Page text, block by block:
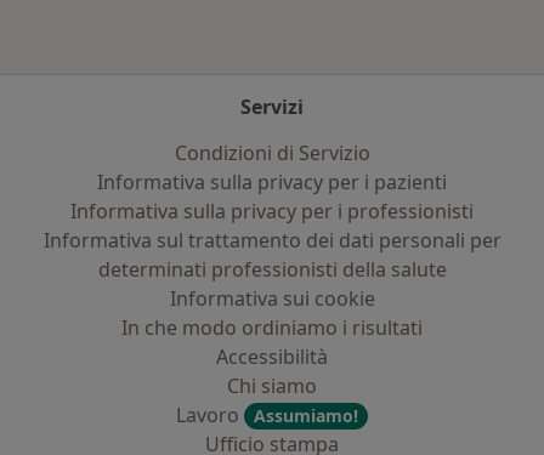
Servizi
Condizioni di Servizio
Informativa sulla privacy per i pazienti
Informativa sulla privacy per i professionisti
Informativa sul trattamento dei dati personali per
determinati professionisti della salute
Informativa sui cookie
In che modo ordiniamo i risultati
Accessibilità
Chi siamo
Lavoro
Assumiamo!
Ufficio stampa